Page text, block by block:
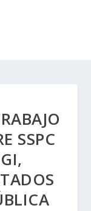
SSPC